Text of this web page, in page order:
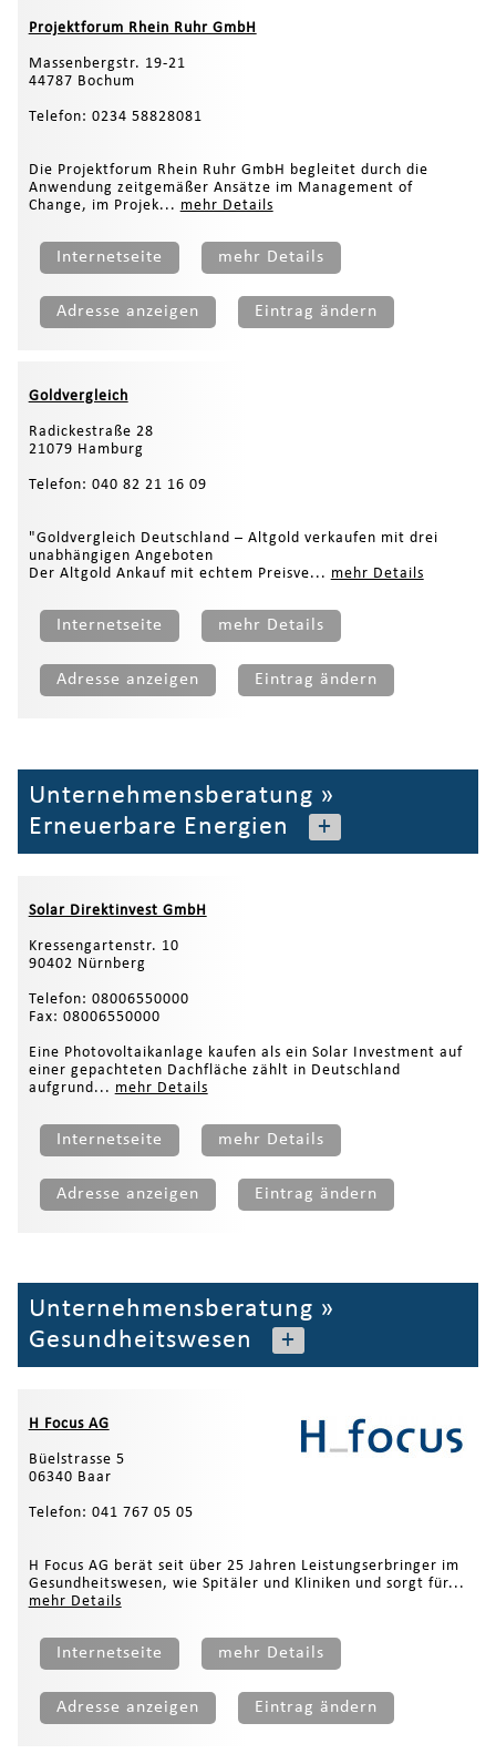
Projektforum Rhein Ruhr GmbH
Massenbergstr. 19-21
44787 Bochum
Telefon: 0234 58828081
Die Projektforum Rhein Ruhr GmbH begleitet durch die
Anwendung zeitgemäßer Ansätze im Management of
Change, im Projek... mehr Details
Internetseite mehr Details
Adresse anzeigen Eintrag ändern
Goldvergleich
Radickestraße 28
21079 Hamburg
Telefon: 040 82 21 16 09
"Goldvergleich Deutschland – Altgold verkaufen mit drei
unabhängigen Angeboten
Der Altgold Ankauf mit echtem Preisve... mehr Details
Internetseite mehr Details
Adresse anzeigen Eintrag ändern
Unternehmensberatung »
Erneuerbare Energien
+
Solar Direktinvest GmbH
Kressengartenstr. 10
90402 Nürnberg
Telefon: 08006550000
Fax: 08006550000
Eine Photovoltaikanlage kaufen als ein Solar Investment auf
einer gepachteten Dachfläche zählt in Deutschland
aufgrund... mehr Details
Internetseite mehr Details
Adresse anzeigen Eintrag ändern
Unternehmensberatung »
Gesundheitswesen
+
H Focus AG
Büelstrasse 5
06340 Baar
Telefon: 041 767 05 05
H Focus AG berät seit über 25 Jahren Leistungserbringer im
Gesundheitswesen, wie Spitäler und Kliniken und sorgt für...
mehr Details
Internetseite mehr Details
Adresse anzeigen Eintrag ändern